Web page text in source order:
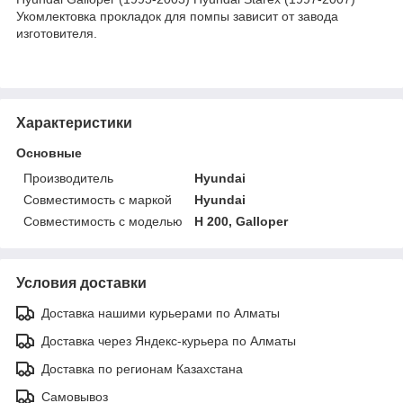
Укомлектовка прокладок для помпы зависит от завода
изготовителя.
Характеристики
Основные
Производитель
Hyundai
Совместимость с маркой
Hyundai
Совместимость с моделью
H 200, Galloper
Условия доставки
Доставка нашими курьерами по Алматы
Доставка через Яндекс-курьера по Алматы
Доставка по регионам Казахстана
Самовывоз